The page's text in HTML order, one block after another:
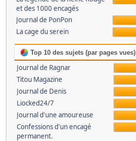
et des 1000 encagés
Journal de PonPon
La cage du serein
Top 10 des sujets (par pages vues)
Journal de Ragnar
Titou Magazine
Journal de Denis
Liocked24/7
Journal d'une amoureuse
Confessions d'un encagé
permanent.